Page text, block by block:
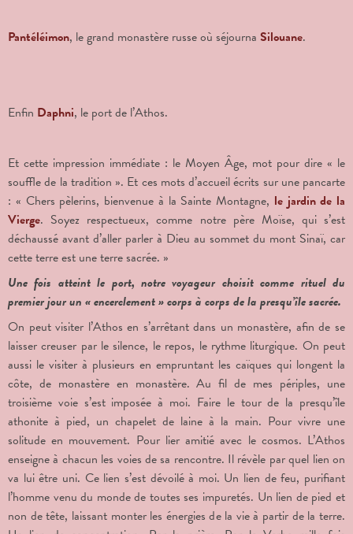
Pantéléimon, le grand monastère russe où séjourna Silouane.
Enfin Daphni, le port de l’Athos.
Et cette impression immédiate : le Moyen Âge, mot pour dire « le
souffle de la tradition ». Et ces mots d’accueil écrits sur une pancarte
: « Chers pèlerins, bienvenue à la Sainte Montagne, le jardin de la
Vierge. Soyez respectueux, comme notre père Moïse, qui s’est
déchaussé avant d’aller parler à Dieu au sommet du mont Sinaï, car
cette terre est une terre sacrée. »
Une fois atteint le port, notre voyageur choisit comme rituel du
premier jour un « encerclement » corps à corps de la presqu’île sacrée.
On peut visiter l’Athos en s’arrêtant dans un monastère, afin de se
laisser creuser par le silence, le repos, le rythme liturgique. On peut
aussi le visiter à plusieurs en empruntant les caïques qui longent la
côte, de monastère en monastère. Au fil de mes périples, une
troisième voie s’est imposée à moi. Faire le tour de la presqu’île
athonite à pied, un chapelet de laine à la main. Pour vivre une
solitude en mouvement. Pour lier amitié avec le cosmos. L’Athos
enseigne à chacun les voies de sa rencontre. Il révèle par quel lien on
va lui être uni. Ce lien s’est dévoilé à moi. Un lien de feu, purifiant
l’homme venu du monde de toutes ses impuretés. Un lien de pied et
non de tête, laissant monter les énergies de la vie à partir de la terre.